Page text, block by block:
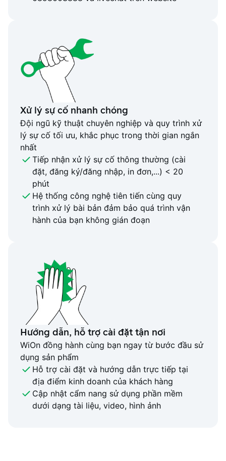
Xử lý sự cố nhanh chóng
Đội ngũ kỹ thuật chuyên nghiệp và quy trình xử
lý sự cố tối ưu, khắc phục trong thời gian ngắn
nhất
Tiếp nhận xử lý sự cố thông thường (cài
đặt, đăng ký/đăng nhập, in đơn,...) < 20
phút
Hệ thống công nghệ tiên tiến cùng quy
trình xử lý bài bản đảm bảo quá trình vận
hành của bạn không gián đoạn
Hướng dẫn, hỗ trợ cài đặt tận nơi
WiOn đồng hành cùng bạn ngay từ bước đầu sử
dụng sản phẩm
Hỗ trợ cài đặt và hướng dẫn trực tiếp tại
địa điểm kinh doanh của khách hàng
Cập nhật cẩm nang sử dụng phần mềm
dưới dạng tài liệu, video, hình ảnh